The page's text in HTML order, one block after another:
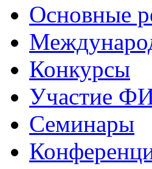
Основные
Конкурсы
Участие
Семинары